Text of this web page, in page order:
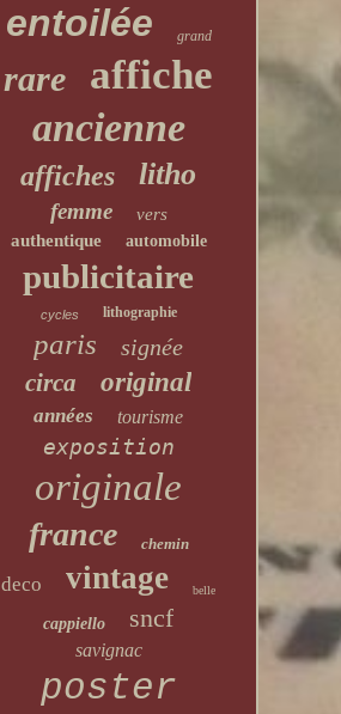
entoilée grand
rare affiche
ancienne
affiches litho
femme
vers
authentique
automobile
publicitaire
cycles lithographie
paris signée
circa original
années tourisme
exposition
originale
france chemin
deco vintage belle
cappiello sncf
savignac
poster